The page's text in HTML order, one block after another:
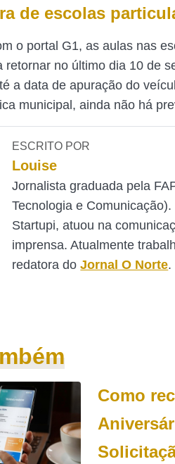
de escolas
o portal G1, as aulas nas
retornar no último dia 10 de
a data de apuração do
municipal, ainda não há
ESCRITO POR
Louise
Jornalista graduada pela
Tecnologia e
Startupi, atuou na
imprensa. Atualmente
redatora doJornal O Norte.
Como